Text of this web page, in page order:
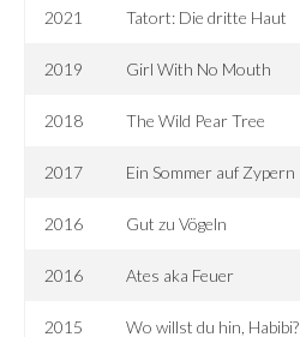
2021 Tatort: Die dritte Haut
2019 Girl With No Mouth
2018 The Wild Pear Tree
2017 Ein Sommer auf Zypern
2016 Gut zu Vögeln
2016 Ates aka Feuer
2015 Wo willst du hin, Habibi?